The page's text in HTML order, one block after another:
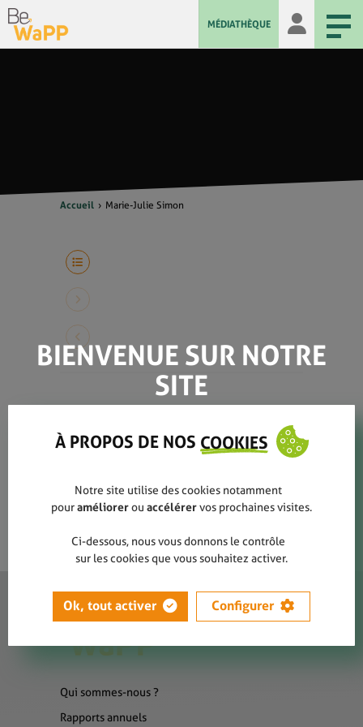
MÉDIATHÈQUE
Accueil Marie-Julie Simon
Marie-Julie Simon
Qui sommes-nous ?
Rapports annuels
BIENVENUE SUR NOTRE
SITE
À PROPOS DE NOS COOKIES
Notre site utilise des cookies notamment
pouraméliorerou accélérervos prochaines visites.
Ci-dessous, nous vous donnons le contrôle
sur les cookies que vous souhaitez activer.
Ok, tout activer Configurer